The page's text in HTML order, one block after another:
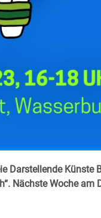
Darstellende Künste
Nächste Woche am